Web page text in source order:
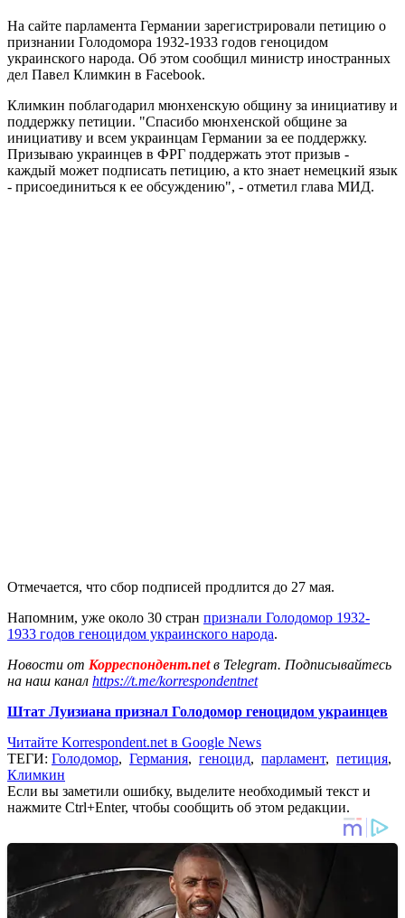
На сайте парламента Германии зарегистрировали петицию о
признании Голодомора 1932-1933 годов геноцидом
украинского народа. Об этом сообщил министр иностранных
дел Павел Климкин в Facebook.
Климкин поблагодарил мюнхенскую общину за инициативу и
поддержку петиции. "Спасибо мюнхенской общине за
инициативу и всем украинцам Германии за ее поддержку.
Призываю украинцев в ФРГ поддержать этот призыв -
каждый может подписать петицию, а кто знает немецкий язык
- присоединиться к ее обсуждению", - отметил глава МИД.
Отмечается, что сбор подписей продлится до 27 мая.
Напомним, уже около 30 стран признали Голодомор 1932-
1933 годов геноцидом украинского народа.
Новости от Корреспондент.netв Telegram. Подписывайтесь
на наш канал https://t.me/korrespondentnet
Штат Луизиана признал Голодомор геноцидом украинцев
Читайте Korrespondent.net в Google News
ТЕГИ: Голодомор, Германия, геноцид, парламент, петиция,
Климкин
Если вы заметили ошибку, выделите необходимый текст и
нажмите Ctrl+Enter, чтобы сообщить об этом редакции.